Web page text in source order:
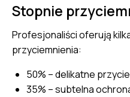
Stopnie
Profesjonaliści oferują
przyciemnienia:
50% – delikatne
35% – subtelna